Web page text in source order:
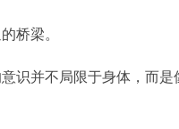
桥梁。
识并不局限于身体，而是